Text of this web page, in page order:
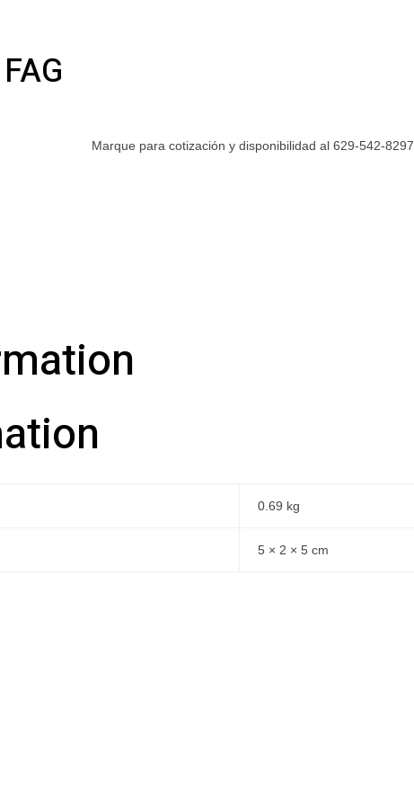
Marque para cotización y disponibilidad al 629-542-8297
0.69 kg
5 × 2 × 5 cm